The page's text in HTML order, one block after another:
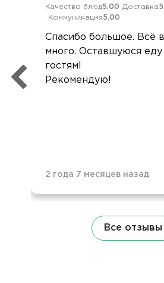
Качество блюд5.00 Доставка
Коммуникация5.00
Спасибо большое. Всё
много. Оставшуюся еду
гостям!
Рекомендую!
2 года 7 месяцев назад
Все отзывы